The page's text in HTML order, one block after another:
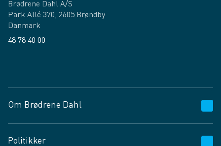
Brødrene Dahl A/S
Park Allé 370, 2605 Brøndby
Danmark
48 78 40 00
Om Brødrene Dahl
Politikker